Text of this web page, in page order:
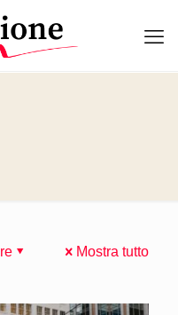
Mostra tutto